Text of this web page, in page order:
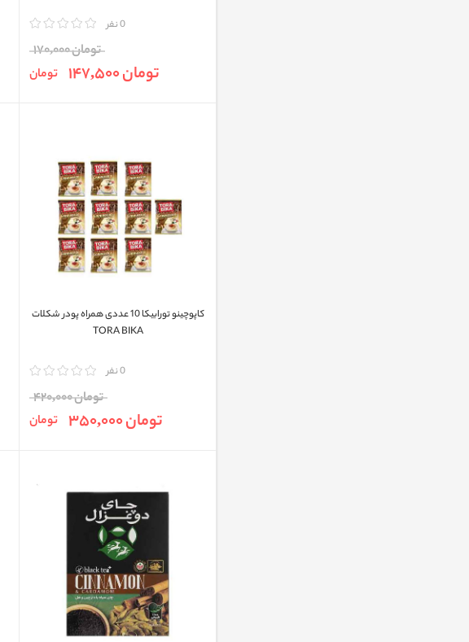
0 نفر
تومان 170,000
تومان 147,500 تومان
کاپوچینو تورابیکا 10 عددی همراه پودر شکلات
TORA BIKA
0 نفر
تومان 420,000
تومان 350,000 تومان